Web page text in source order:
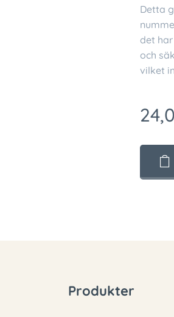
Detta
det
och
vilket
Produkter